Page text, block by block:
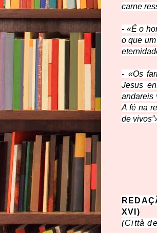
carne
- «É o
o que
- «Os
Jesus
andareis
A fé na
de
XVI)
(Città